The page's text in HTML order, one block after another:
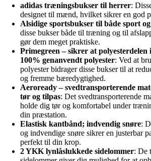
adidas træningsbukser til herrer:
designet til mænd, hvilket sikrer en god
Alsidige sportsbukser til både sport
disse bukser både til træning og til
gør dem meget praktiske.
Primegreen – sikrer at
100% genanvendt polyester: Ved at
polyester bidrager disse bukser til at
og fremme bæredygtighed.
Aeroready – svedtransporterende
tør og tilpas: Det svedtransporterende
holde dig tør og komfortabel under
din præstation.
Elastisk kantbånd; indvendig snøre:
og indvendige snøre sikrer en justerbar
perfekt til din krop.
2 YKK lynlåslukkede sidelommer: De